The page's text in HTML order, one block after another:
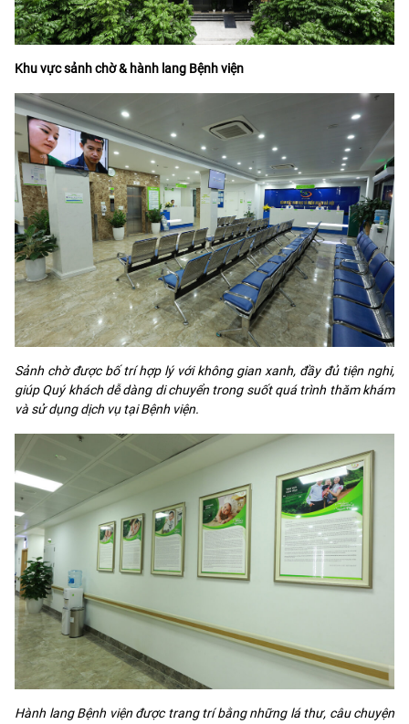
Khu vực sảnh chờ & hành lang Bệnh viện
Sảnh chờ được bố trí hợp lý với không gian xanh, đầy đủ tiện nghi,
giúp Quý khách dễ dàng di chuyển trong suốt quá trình thăm khám
và sử dụng dịch vụ tại Bệnh viện.
Hành lang Bệnh viện được trang trí bằng những lá thư, câu chuyện